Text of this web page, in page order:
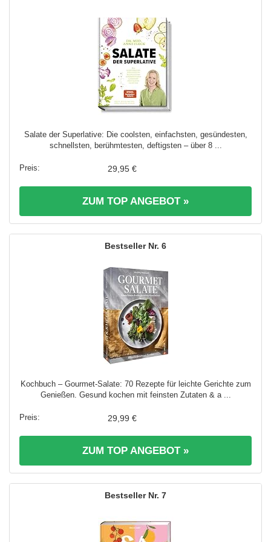
Salate der Superlative: Die coolsten, einfachsten, gesündesten,
schnellsten, berühmtesten, deftigsten – über 8 ...
29,95 €
ZUM TOP ANGEBOT »
6
Kochbuch – Gourmet-Salate: 70 Rezepte für leichte Gerichte zum
Genießen. Gesund kochen mit feinsten Zutaten & a ...
29,99 €
ZUM TOP ANGEBOT »
7